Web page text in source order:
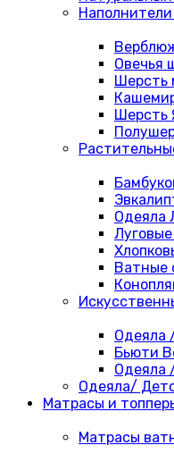
Овечья
Шерсть
Шерсть
Одеяла
Ватные
Одеяла
Бьюти
Одеяла
Одеяла/
Матрасы и
Матрасы